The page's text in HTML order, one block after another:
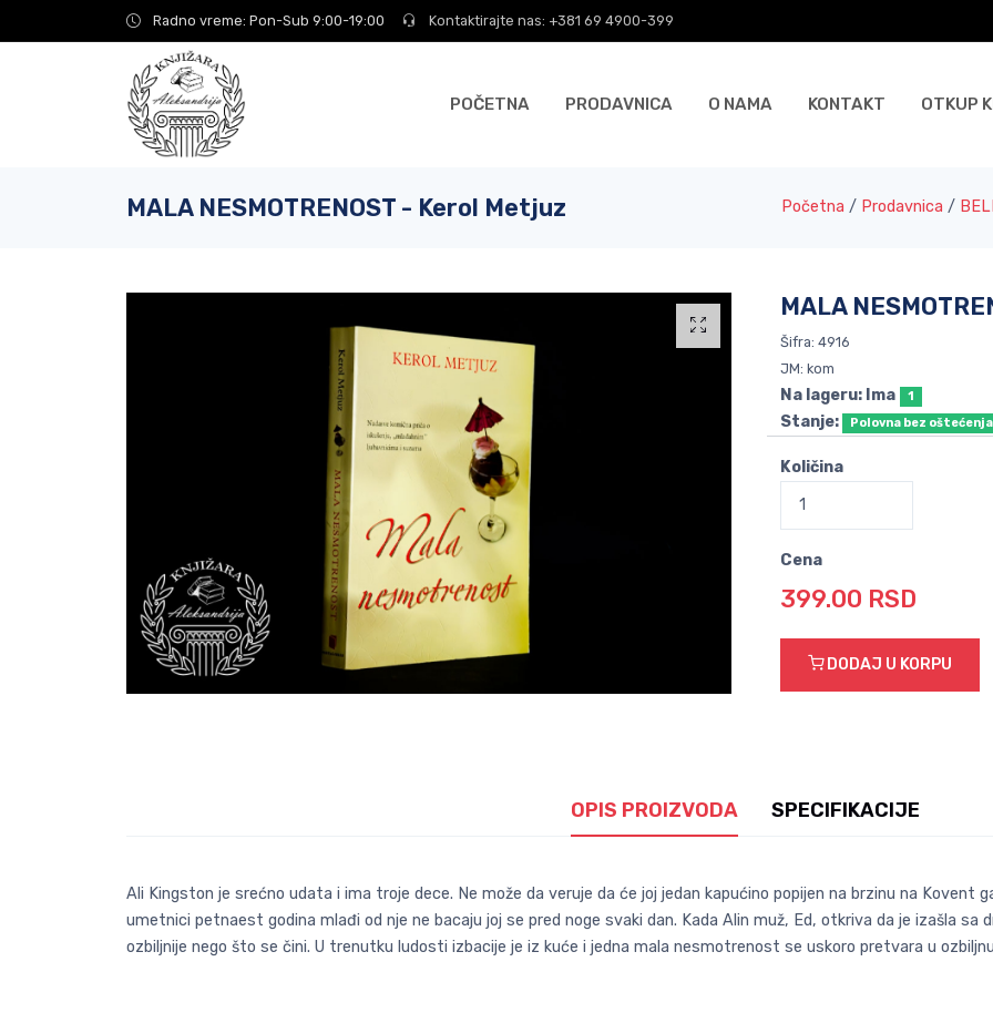
Radno vreme: Pon-Sub 9:00-19:00 Kontaktirajte nas: +381 69 4900-399
POČETNA PRODAVNICA O NAMA KONTAKT OTKUP
MALA NESMOTRENOST - Kerol Metjuz Početna / Prodavnica /
MALA
Šifra: 4916
JM: kom
Na lageru: Ima 1
Stanje: Polovna bez oštećenja
Količina
Cena
399.00 RSD
DODAJ U KORPU
OPIS PROIZVODA SPECIFIKACIJE
Ali Kingston je srećno udata i ima troje dece. Ne može da veruje da će joj jedan kapućino popijen na brzinu na Kovent
umetnici petnaest godina mlađi od nje ne bacaju joj se pred noge svaki dan. Kada Alin muž, Ed, otkriva da je izašla sa
ozbiljnije nego što se čini. U trenutku ludosti izbacije je iz kuće i jedna mala nesmotrenost se uskoro pretvara u